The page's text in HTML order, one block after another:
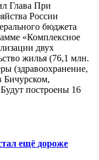
Глава При
России
бюджета
«Комплексное
двух
жилья (76,1 млн.
(здравоохранение,
Бичурском,
построены 16
ещё дороже